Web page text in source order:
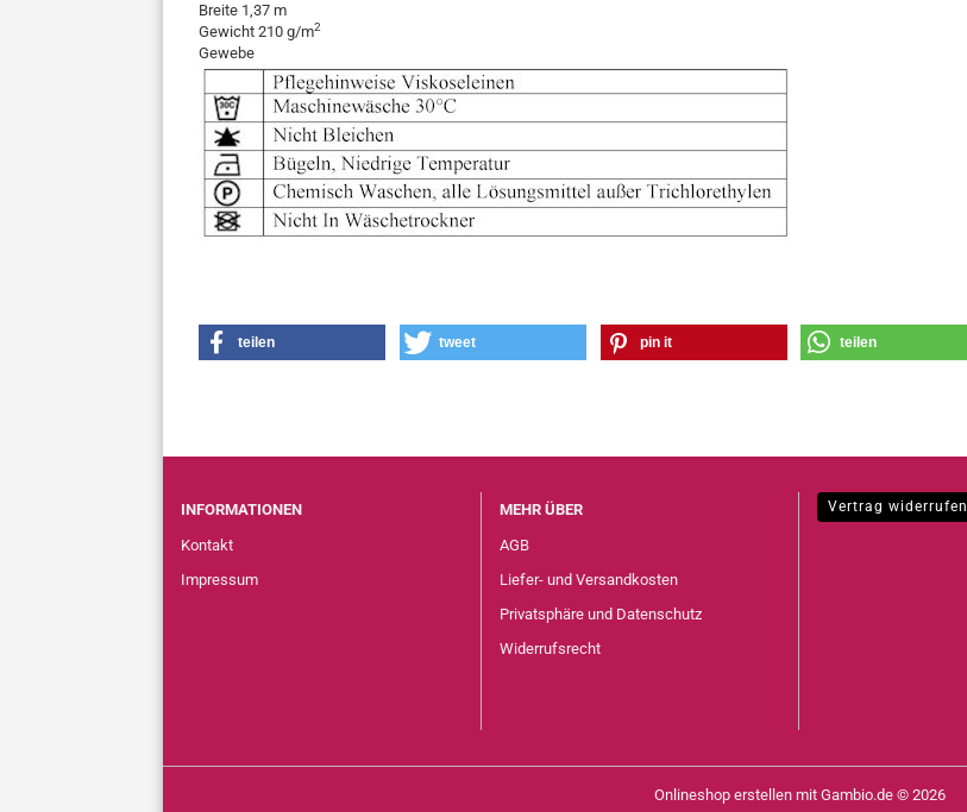
Breite 1,37 m
Gewicht 210 g/m2
Gewebe
teilen tweet pin it teilen
INFORMATIONEN
Kontakt
Impressum
MEHR ÜBER
AGB
Liefer- und Versandkosten
Privatsphäre und Datenschutz
Widerrufsrecht
Vertrag widerrufen
Onlineshop erstellenmit Gambio.de © 2026